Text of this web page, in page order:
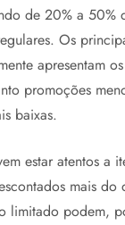
de 20% a 50%
Os
apresentam
promoções
baixas.
estar atentos a
mais do
limitado podem,